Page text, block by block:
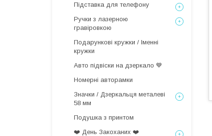
Підставка для телефону
Ручки з лазерною
гравіровкою
Подарункові кружки / Іменні
кружки
Авто підвіски на дзеркало 💙
Номерні авторамки
Значки / Дзеркальця металеві
58 мм
Подушка з принтом
❤️ День Закоханих ❤️